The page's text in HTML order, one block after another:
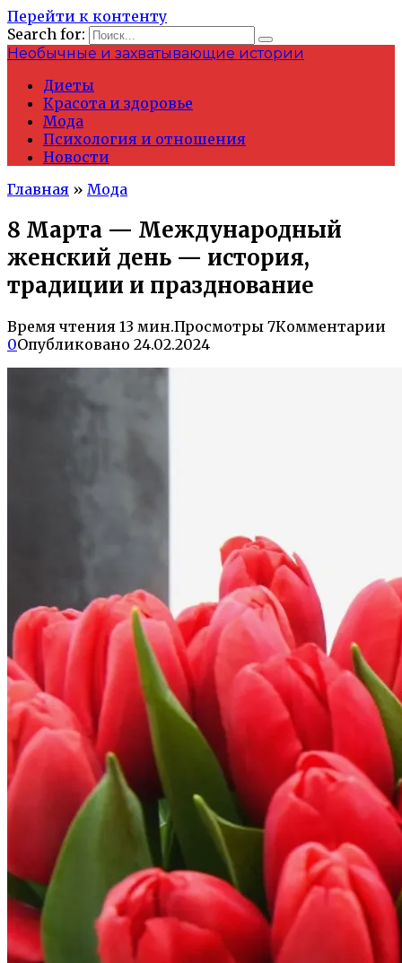
Перейти к контенту
Search for:
Необычные и захватывающие истории
Диеты
Красота и здоровье
Мода
Психология и отношения
Новости
Главная » Мода
8 Марта — Международный
женский день — история,
традиции и празднование
Время чтения 13 мин.Просмотры 7Комментарии
0Опубликовано 24.02.2024